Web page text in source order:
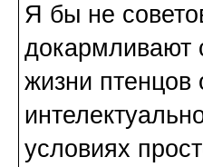
Я бы не
докармливают
жизни птенцов
условиях